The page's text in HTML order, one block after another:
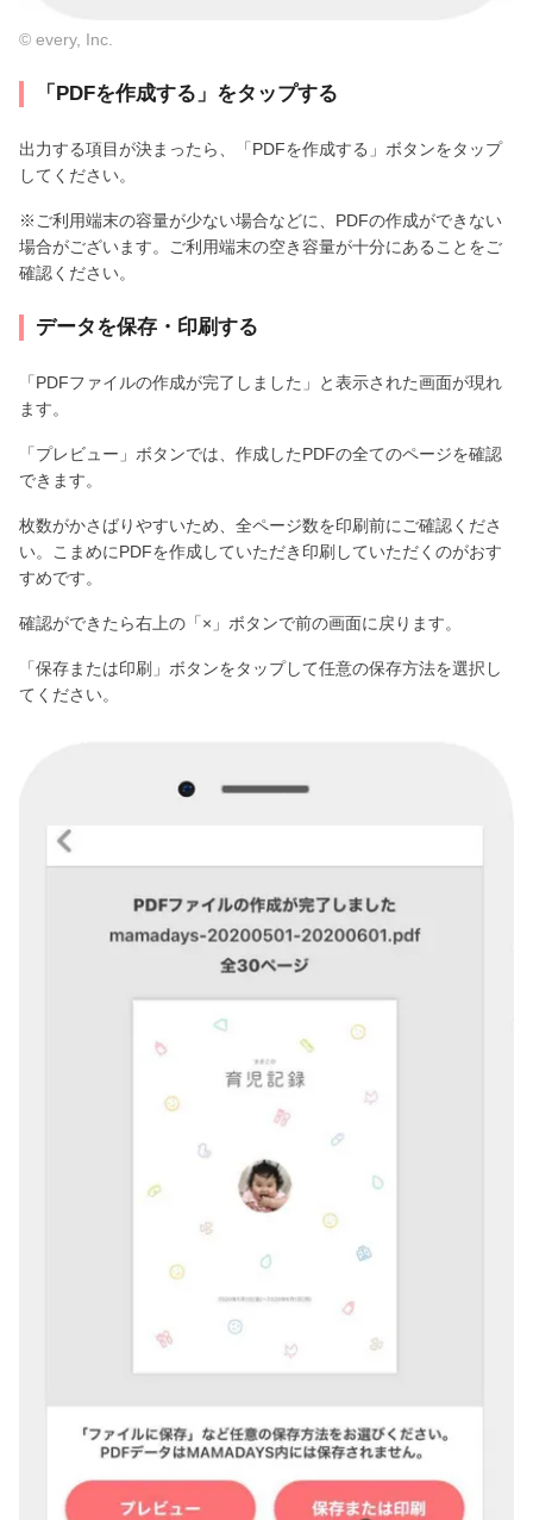
© every, Inc.
「PDFを作成する」をタップする
出力する項目が決まったら、「PDFを作成する」ボタンをタップ
してください。
※ご利用端末の容量が少ない場合などに、PDFの作成ができない
場合がございます。ご利用端末の空き容量が十分にあることをご
確認ください。
データを保存・印刷する
「PDFファイルの作成が完了しました」と表示された画面が現れ
ます。
「プレビュー」ボタンでは、作成したPDFの全てのページを確認
できます。
枚数がかさばりやすいため、全ページ数を印刷前にご確認くださ
い。こまめにPDFを作成していただき印刷していただくのがおす
すめです。
確認ができたら右上の「×」ボタンで前の画面に戻ります。
「保存または印刷」ボタンをタップして任意の保存方法を選択し
てください。